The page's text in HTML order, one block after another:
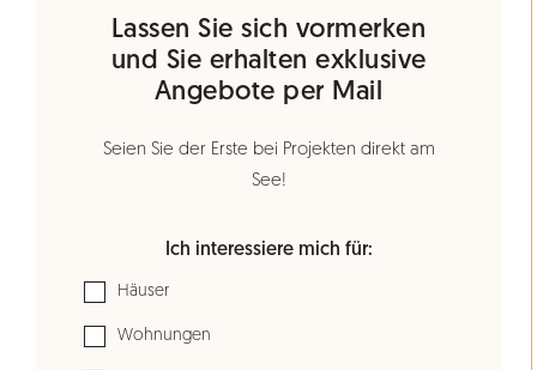
Lassen Sie sich vormerken
und Sie erhalten exklusive
Angebote per Mail
Seien Sie der Erste bei Projekten direkt am
See!
Ich interessiere mich für:
Häuser
Wohnungen